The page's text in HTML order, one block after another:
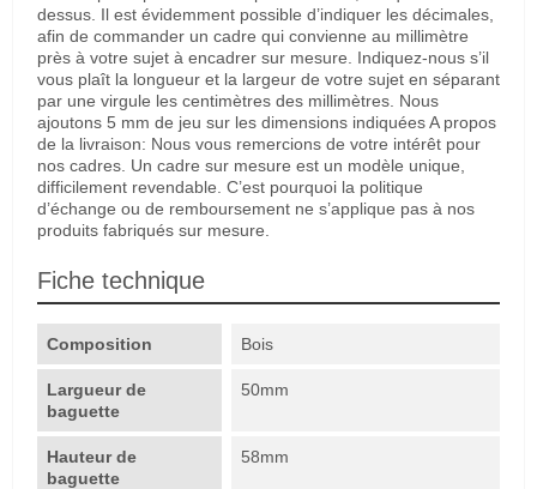
dessus. Il est évidemment possible d’indiquer les décimales,
afin de commander un cadre qui convienne au millimètre
près à votre sujet à encadrer sur mesure. Indiquez-nous s’il
vous plaît la longueur et la largeur de votre sujet en séparant
par une virgule les centimètres des millimètres. Nous
ajoutons 5 mm de jeu sur les dimensions indiquées A propos
de la livraison: Nous vous remercions de votre intérêt pour
nos cadres. Un cadre sur mesure est un modèle unique,
difficilement revendable. C’est pourquoi la politique
d’échange ou de remboursement ne s’applique pas à nos
produits fabriqués sur mesure.
Fiche technique
Composition Bois
Largueur de
baguette
50mm
Hauteur de
baguette
58mm